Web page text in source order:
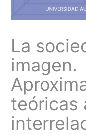
La
imagen.
teóricas